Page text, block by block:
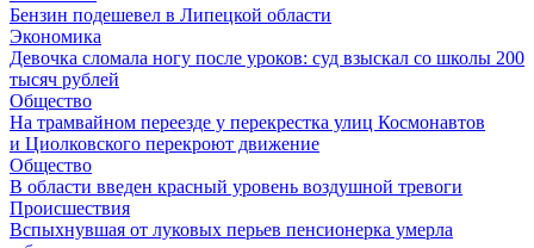
Бензин подешевел в Липецкой области
Экономика
Девочка сломала ногу после уроков: суд взыскал со школы 200
тысяч рублей
Общество
На трамвайном переезде у перекрестка улиц Космонавтов
и Циолковского перекроют движение
Общество
В области введен красный уровень воздушной тревоги
Происшествия
Вспыхнувшая от луковых перьев пенсионерка умерла